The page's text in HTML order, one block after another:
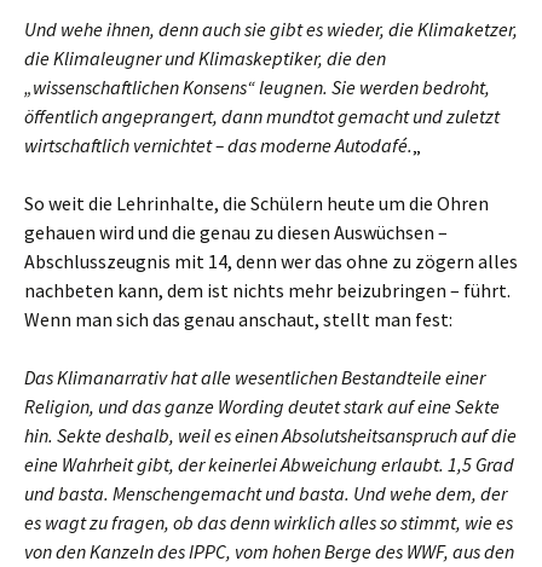
Und wehe ihnen, denn auch sie gibt es wieder, die Klimaketzer,
die Klimaleugner und Klimaskeptiker, die den
„wissenschaftlichen Konsens“ leugnen. Sie werden bedroht,
öffentlich angeprangert, dann mundtot gemacht und zuletzt
wirtschaftlich vernichtet – das moderne Autodafé.„
So weit die Lehrinhalte, die Schülern heute um die Ohren
gehauen wird und die genau zu diesen Auswüchsen –
Abschlusszeugnis mit 14, denn wer das ohne zu zögern alles
nachbeten kann, dem ist nichts mehr beizubringen – führt.
Wenn man sich das genau anschaut, stellt man fest:
Das Klimanarrativ hat alle wesentlichen Bestandteile einer
Religion, und das ganze Wording deutet stark auf eine Sekte
hin. Sekte deshalb, weil es einen Absolutsheitsanspruch auf die
eine Wahrheit gibt, der keinerlei Abweichung erlaubt. 1,5 Grad
und basta. Menschengemacht und basta. Und wehe dem, der
es wagt zu fragen, ob das denn wirklich alles so stimmt, wie es
von den Kanzeln des IPPC, vom hohen Berge des WWF, aus den